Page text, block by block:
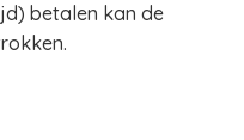
betalen kan de